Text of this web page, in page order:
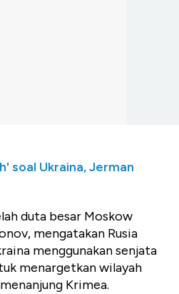
soal Ukraina, Jerman
duta besar Moskow
mengatakan Rusia
menggunakan senjata
menargetkan wilayah
Krimea.